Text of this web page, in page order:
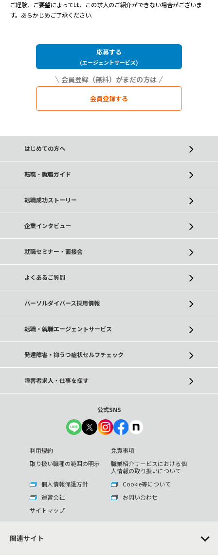
ご経験、ご要望によっては、この求人のご紹介ができない場合がございま
す。あらかじめご了承ください.
会員登録する
応募する
(エージェントサービス)
はじめての方へ
転職・就職ガイド
転職成功ストーリー
企業インタビュー
就職セミナー・面接会
よくあるご質問
パーソルダイバース採用情報
転職・就職エージェントサービス
発達障害・抑うつ症状セルフチェック
障害者求人・仕事を探す
公式SNS
利用規約
免責事項
取り扱い職種の範囲の明示
職業紹介サービスにおける個
人情報の取り扱いについて
個人情報保護方針
Cookie等について
運営会社
お問い合わせ
サイトマップ
関連サイト